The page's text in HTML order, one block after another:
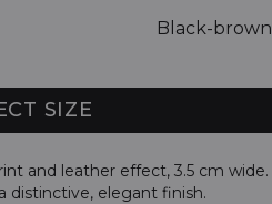
Black-brown
SIZE
and leather effect, 3.5 cm wide.
distinctive, elegant finish.